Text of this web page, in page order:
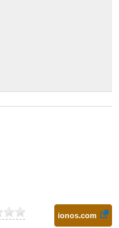
ionos.com